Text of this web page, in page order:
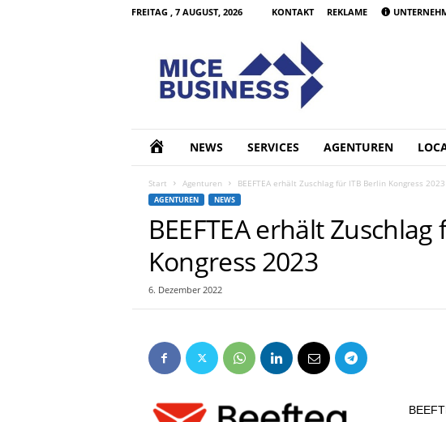
FREITAG , 7 AUGUST, 2026 KONTAKT REKLAME
O
M
NEWS SERVICES AGENTUREN
Start Agenturen BEEFTEA erhält Zuschlag für ITB Berlin Kongress 2023
AGENTUREN NEWS
BEEFTEA erhält
Kongress 2023
6. Dezember 2022